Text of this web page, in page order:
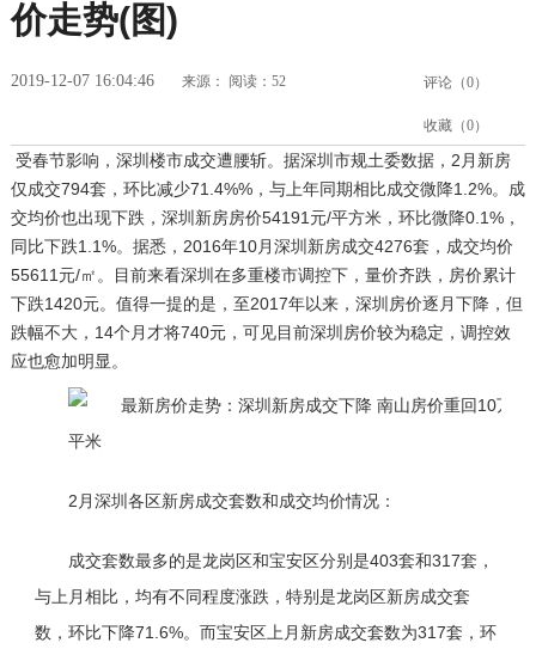
价走势(图)
2019-12-07 16:04:46 来源： 阅读：52 评论（0）
收藏（0）
受春节影响，深圳楼市成交遭腰斩。据深圳市规土委数据，2月新房
仅成交794套，环比减少71.4%%，与上年同期相比成交微降1.2%。成
交均价也出现下跌，深圳新房房价54191元/平方米，环比微降0.1%，
同比下跌1.1%。据悉，2016年10月深圳新房成交4276套，成交均价
55611元/㎡。目前来看深圳在多重楼市调控下，量价齐跌，房价累计
下跌1420元。值得一提的是，至2017年以来，深圳房价逐月下降，但
跌幅不大，14个月才将740元，可见目前深圳房价较为稳定，调控效
应也愈加明显。
2月深圳各区新房成交套数和成交均价情况：
成交套数最多的是龙岗区和宝安区分别是403套和317套，
与上月相比，均有不同程度涨跌，特别是龙岗区新房成交套
数，环比下降71.6%。而宝安区上月新房成交套数为317套，环